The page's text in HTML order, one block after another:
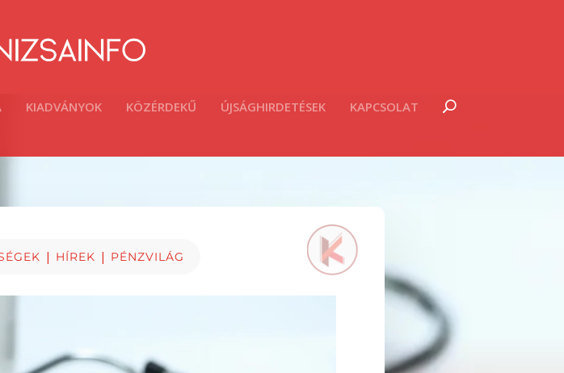
KIADVÁNYOK KÖZÉRDEKŰ ÚJSÁGHIRDETÉSEK KAPCSOLAT
| HÍREK | PÉNZVILÁG